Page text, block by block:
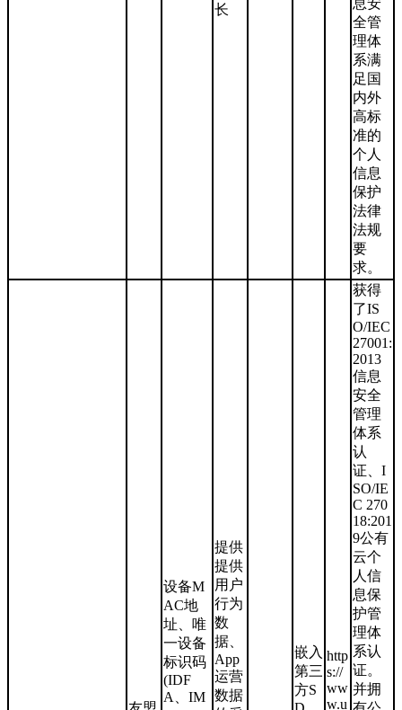
长
息安
全管
理体
系满
足国
内外
高标
准的
个人
信息
保护
法律
法规
要
求。
设备M
AC地
址、唯
一设备
标识码
(IDF
A、IM
提供
提供
用户
行为
数
据、
App
运营
数据
嵌入
第三
方S
http
s://
ww
w.u
获得
了IS
O/IEC
27001:
2013
信息
安全
管理
体系
认
证、I
SO/IE
C 270
18:201
9公有
云个
人信
息保
护管
理体
系认
证。
并拥